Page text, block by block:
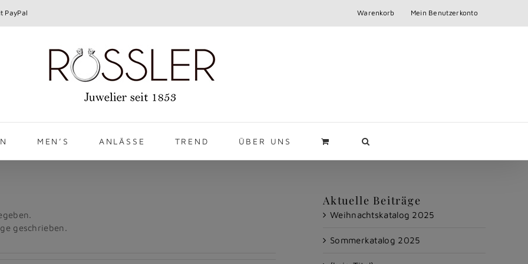
PayPal Warenkorb Mein Benutzerkonto
MEN’S ANLÄSSE TREND ÜBER UNS
geschrieben.
Aktuelle Beiträge
Weihnachtskatalog 2025
Sommerkatalog 2025